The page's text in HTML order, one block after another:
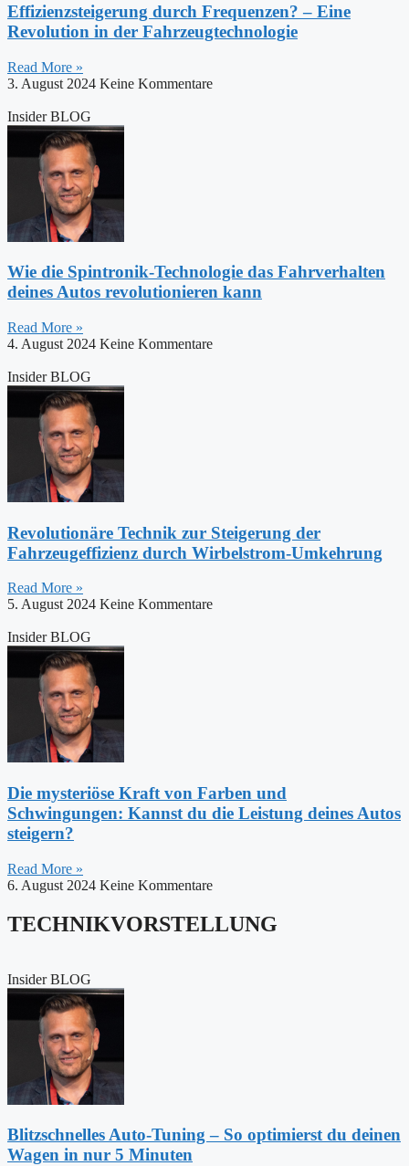
Effizienzsteigerung durch Frequenzen? – Eine
Revolution in der Fahrzeugtechnologie
Read More »
3. August 2024 Keine Kommentare
Insider BLOG
Wie die Spintronik-Technologie das Fahrverhalten
deines Autos revolutionieren kann
Read More »
4. August 2024 Keine Kommentare
Insider BLOG
Revolutionäre Technik zur Steigerung der
Fahrzeugeffizienz durch Wirbelstrom-Umkehrung
Read More »
5. August 2024 Keine Kommentare
Insider BLOG
Die mysteriöse Kraft von Farben und
Schwingungen: Kannst du die Leistung deines Autos
steigern?
Read More »
6. August 2024 Keine Kommentare
TECHNIKVORSTELLUNG
Insider BLOG
Blitzschnelles Auto-Tuning – So optimierst du deinen
Wagen in nur 5 Minuten